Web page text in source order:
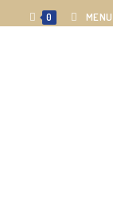
0 MENU